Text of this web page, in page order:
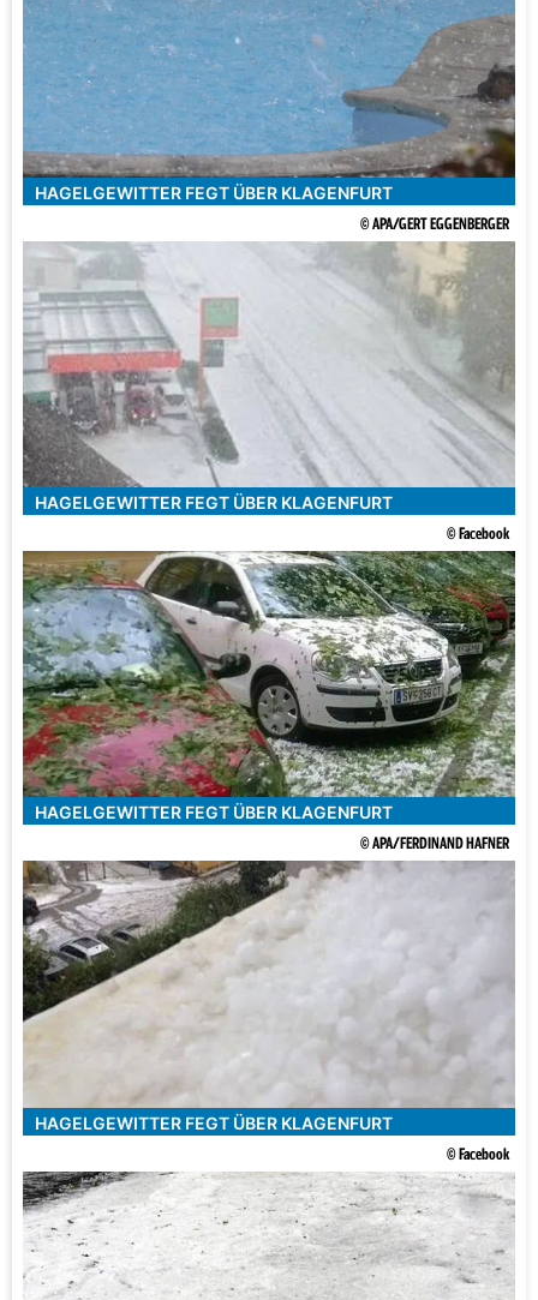
HAGELGEWITTER FEGT ÜBER KLAGENFURT
© APA/GERT EGGENBERGER
HAGELGEWITTER FEGT ÜBER KLAGENFURT
© Facebook
HAGELGEWITTER FEGT ÜBER KLAGENFURT
© APA/FERDINAND HAFNER
HAGELGEWITTER FEGT ÜBER KLAGENFURT
© Facebook